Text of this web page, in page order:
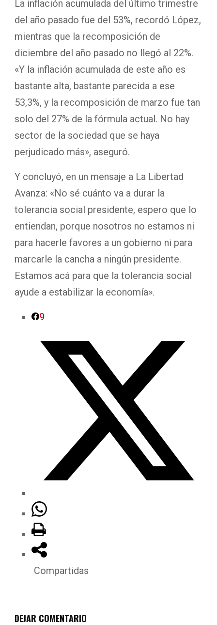
La inflación acumulada del último trimestre
del año pasado fue del 53%, recordó López,
mientras que la recomposición de
diciembre del año pasado no llegó al 22%.
«Y la inflación acumulada de este año es
bastante alta, bastante parecida a ese
53,3%, y la recomposición de marzo fue tan
solo del 27% de la fórmula actual. No hay
sector de la sociedad que se haya
perjudicado más», aseguró.
Y concluyó, en un mensaje a La Libertad
Avanza: «No sé cuánto va a durar la
tolerancia social presidente, espero que lo
entiendan, porque nosotros no estamos ni
para hacerle favores a un gobierno ni para
marcarle la cancha a ningún presidente.
Estamos acá para que la tolerancia social
ayude a estabilizar la economía».
9
Compartidas
DEJAR COMENTARIO